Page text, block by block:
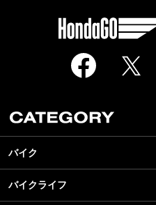
バイク
New Model Show
バイクライフ